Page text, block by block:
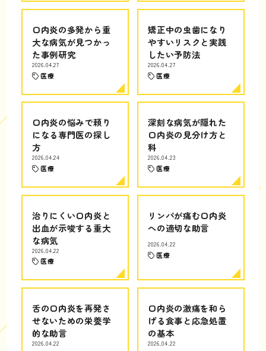
口内炎の多発から重
大な病気が見つかっ
た事例研究
2026.04.27
医療
矯正中の虫歯になり
やすいリスクと実践
したい予防法
2026.04.27
医療
口内炎の悩みで頼り
になる専門医の探し
方
2026.04.24
医療
深刻な病気が隠れた
口内炎の見分け方と
科
2026.04.23
医療
治りにくい口内炎と
出血が示唆する重大
な病気
2026.04.22
医療
リンパが痛む口内炎
への適切な助言
2026.04.22
医療
舌の口内炎を再発さ
せないための栄養学
的な助言
2026.04.22
口内炎の激痛を和ら
げる食事と応急処置
の基本
2026.04.22